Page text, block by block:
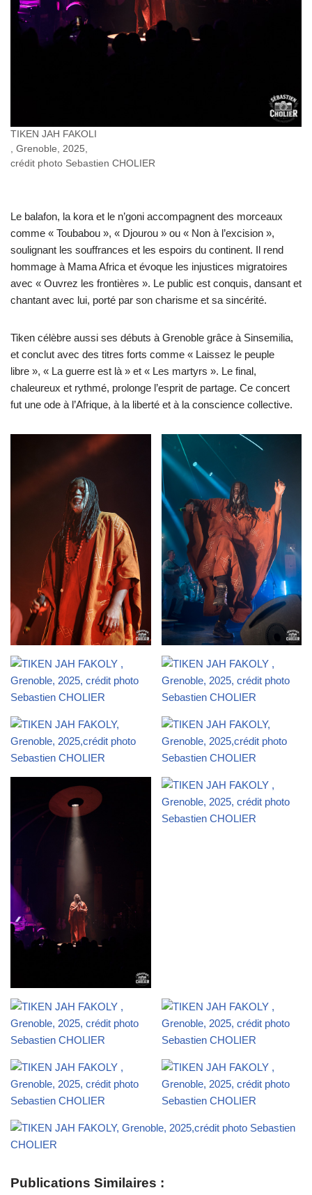
TIKEN JAH FAKOLI
, Grenoble, 2025,
crédit photo Sebastien CHOLIER
Le balafon, la kora et le n’goni accompagnent des morceaux
comme « Toubabou », « Djourou » ou « Non à l’excision »,
soulignant les souffrances et les espoirs du continent. Il rend
hommage à Mama Africa et évoque les injustices migratoires
avec « Ouvrez les frontières ». Le public est conquis, dansant et
chantant avec lui, porté par son charisme et sa sincérité.
Tiken célèbre aussi ses débuts à Grenoble grâce à Sinsemilia,
et conclut avec des titres forts comme « Laissez le peuple
libre », « La guerre est là » et « Les martyrs ». Le final,
chaleureux et rythmé, prolonge l’esprit de partage. Ce concert
fut une ode à l’Afrique, à la liberté et à la conscience collective.
Publications Similaires :